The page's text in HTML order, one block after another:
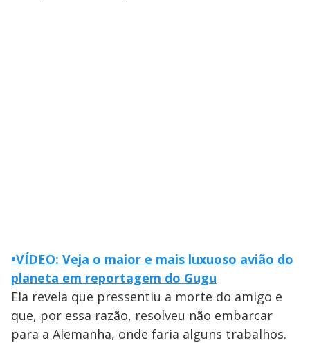
•VÍDEO: Veja o maior e mais luxuoso avião do
planeta em reportagem do Gugu
Ela revela que pressentiu a morte do amigo e
que, por essa razão, resolveu não embarcar
para a Alemanha, onde faria alguns trabalhos.